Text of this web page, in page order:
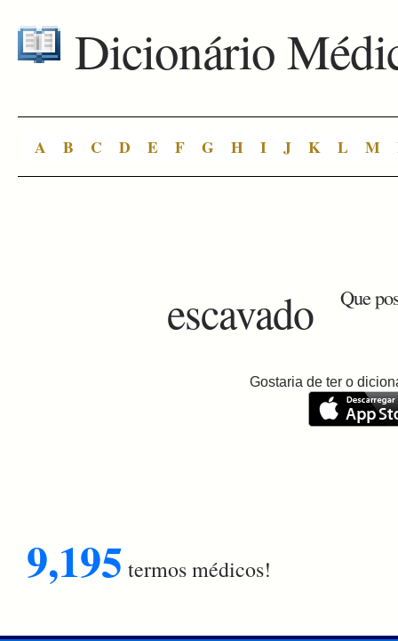
Dicionário
A B C D E F G H I J K L M
escavado Que
Gostaria de ter o
9,195 termos médicos!